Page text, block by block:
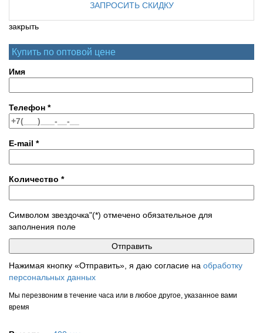
ЗАПРОСИТЬ СКИДКУ
закрыть
Купить по оптовой цене
Имя
Телефон *
E-mail *
Количество *
Символом звездочка"(*) отмечено обязательное для
заполнения поле
Нажимая кнопку «Отправить», я даю согласие на обработку
персональных данных
Мы перезвоним в течение часа или в любое другое, указанное вами
время